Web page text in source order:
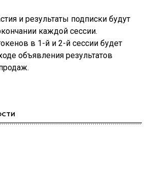
и результаты подписки будут
каждой сессии.
в 1-й и 2-й сессии будет
объявления результатов